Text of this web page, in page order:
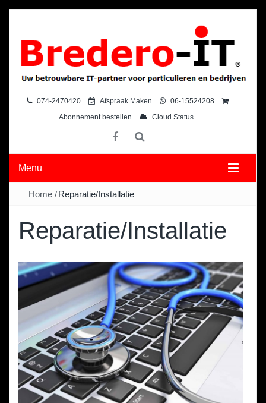
074-2470420 Afspraak Maken
06-15524208
Abonnement bestellen
Cloud Status
Menu
Home /Reparatie/Installatie
Reparatie/Installatie